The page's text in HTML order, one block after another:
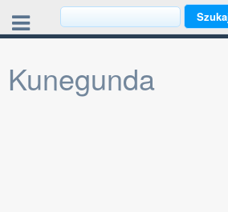
Kunegunda